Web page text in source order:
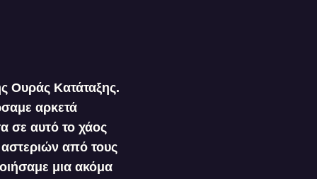
Ουράς Κατάταξης.
αρκετά
σε αυτό το χάος
αστεριών από τους
μια ακόμα